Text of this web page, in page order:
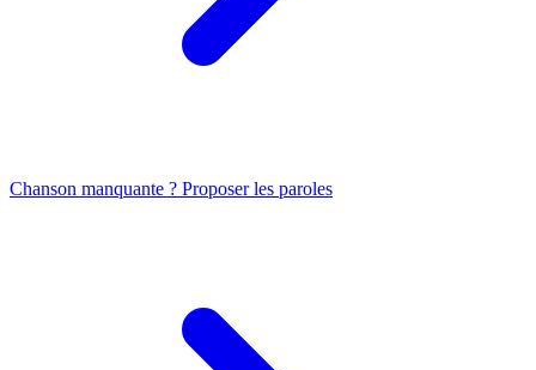
Chanson manquante ? Proposer les paroles